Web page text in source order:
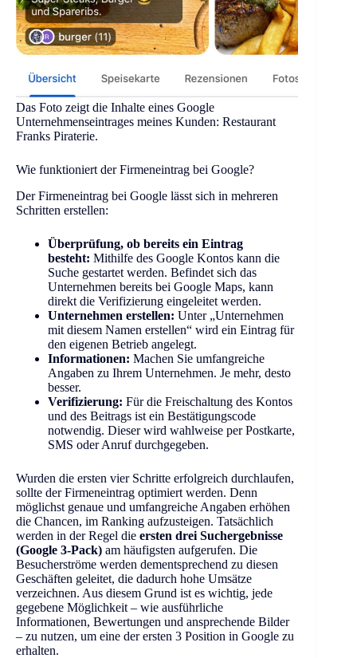
Das Foto zeigt die Inhalte eines Google
Unternehmenseintrages meines Kunden: Restaurant
Franks Piraterie.
Wie funktioniert der Firmeneintrag bei Google?
Der Firmeneintrag bei Google lässt sich in mehreren
Schritten erstellen:
Überprüfung, ob bereits ein Eintrag
besteht: Mithilfe des Google Kontos kann die
Suche gestartet werden. Befindet sich das
Unternehmen bereits bei Google Maps, kann
direkt die Verifizierung eingeleitet werden.
Unternehmen erstellen: Unter „Unternehmen
mit diesem Namen erstellen“ wird ein Eintrag für
den eigenen Betrieb angelegt.
Informationen: Machen Sie umfangreiche
Angaben zu Ihrem Unternehmen. Je mehr, desto
besser.
Verifizierung: Für die Freischaltung des Kontos
und des Beitrags ist ein Bestätigungscode
notwendig. Dieser wird wahlweise per Postkarte,
SMS oder Anruf durchgegeben.
Wurden die ersten vier Schritte erfolgreich durchlaufen,
sollte der Firmeneintrag optimiert werden. Denn
möglichst genaue und umfangreiche Angaben erhöhen
die Chancen, im Ranking aufzusteigen. Tatsächlich
werden in der Regel die ersten drei Suchergebnisse
(Google 3-Pack) am häufigsten aufgerufen. Die
Besucherströme werden dementsprechend zu diesen
Geschäften geleitet, die dadurch hohe Umsätze
verzeichnen. Aus diesem Grund ist es wichtig, jede
gegebene Möglichkeit – wie ausführliche
Informationen, Bewertungen und ansprechende Bilder
– zu nutzen, um eine der ersten 3 Position in Google zu
erhalten.